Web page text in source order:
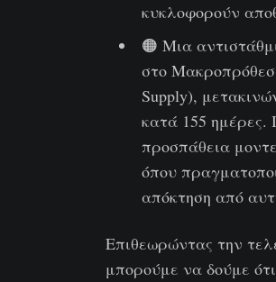
κυκλοφορούν
🟠 Μια
στο
Supply),
κατά 155 ημέρες.
προσπάθεια
όπου
απόκτηση από
Επιθεωρώντας την
μπορούμε να δούμε